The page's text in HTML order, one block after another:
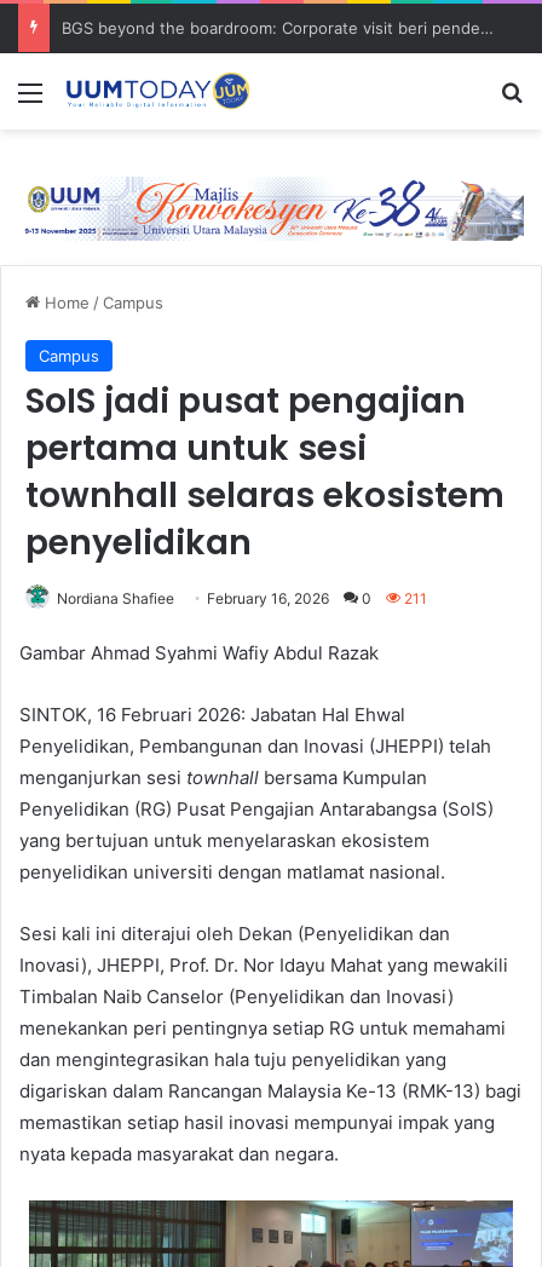
BGS beyond the boardroom: Corporate visit beri pendedahan dunia korporat kepada PELAJAR UUM
Menu
Home /Campus
Campus
SoIS jadi pusat pengajian
pertama untuk sesi
townhall selaras ekosistem
penyelidikan
Nordiana Shafiee February 16, 2026 0 211
Gambar Ahmad Syahmi Wafiy Abdul Razak
SINTOK, 16 Februari 2026: Jabatan Hal Ehwal
Penyelidikan, Pembangunan dan Inovasi (JHEPPI) telah
menganjurkan sesi townhall bersama Kumpulan
Penyelidikan (RG) Pusat Pengajian Antarabangsa (SoIS)
yang bertujuan untuk menyelaraskan ekosistem
penyelidikan universiti dengan matlamat nasional.
Sesi kali ini diterajui oleh Dekan (Penyelidikan dan
Inovasi), JHEPPI, Prof. Dr. Nor Idayu Mahat yang mewakili
Timbalan Naib Canselor (Penyelidikan dan Inovasi)
menekankan peri pentingnya setiap RG untuk memahami
dan mengintegrasikan hala tuju penyelidikan yang
digariskan dalam Rancangan Malaysia Ke-13 (RMK-13) bagi
memastikan setiap hasil inovasi mempunyai impak yang
nyata kepada masyarakat dan negara.